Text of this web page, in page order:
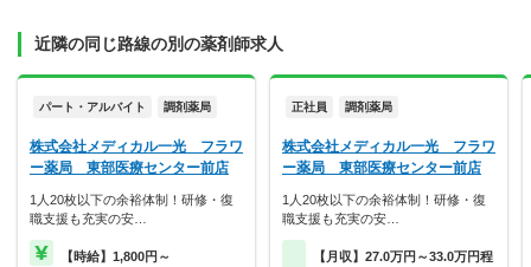
近隣の同じ路線の別の薬剤師求人
パート・アルバイト 調剤薬局
株式会社メディカル一光 フラワ
ー薬局 東部医療センター前店
1人20枚以下の余裕体制！研修・復
職支援も充実の安…
【時給】1,800円～
正社員 調剤薬局
株式会社メディカル一光 フラワ
ー薬局 東部医療センター前店
1人20枚以下の余裕体制！研修・復
職支援も充実の安…
【月収】27.0万円～33.0万円程